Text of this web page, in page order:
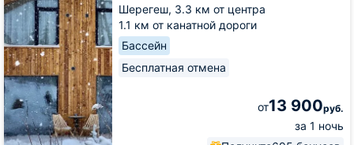
Шерегеш, 3.3 км от центра
1.1 км от канатной дороги
Бассейн
Бесплатная отмена
от13 900руб.
за 1 ночь